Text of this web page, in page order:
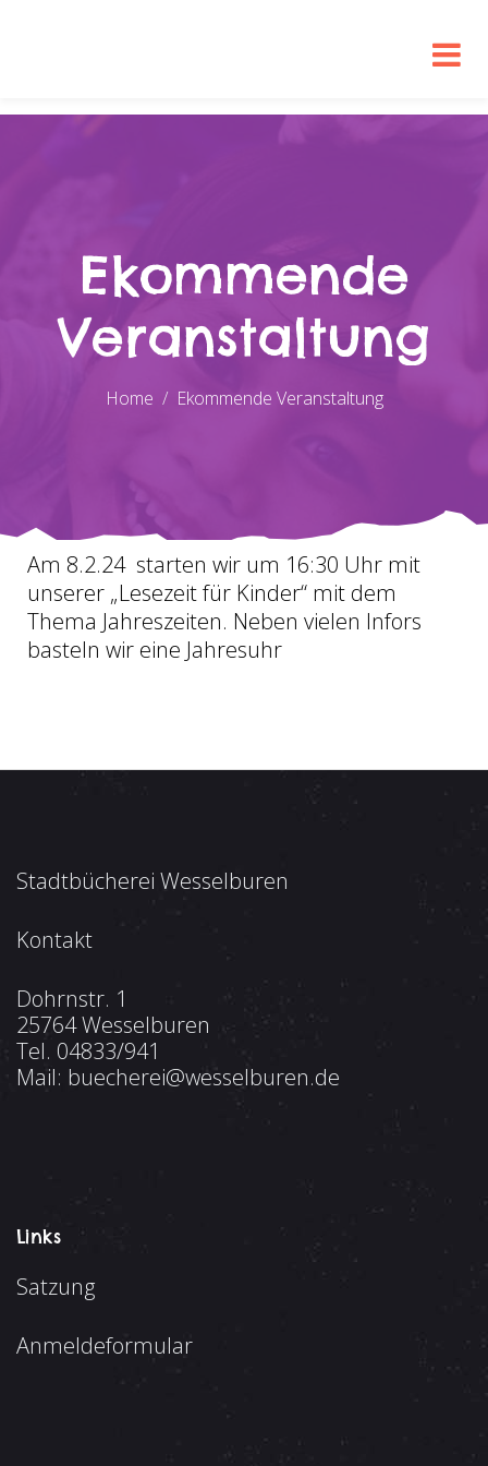
Ekommende
Veranstaltung
Home Ekommende Veranstaltung
Am 8.2.24 starten wir um 16:30 Uhr mit
unserer „Lesezeit für Kinder“ mit dem
Thema Jahreszeiten. Neben vielen Infors
basteln wir eine Jahresuhr
Stadtbücherei Wesselburen
Kontakt
Dohrnstr. 1
25764 Wesselburen
Tel. 04833/941
Mail: buecherei@wesselburen.de
Links
Satzung
Anmeldeformular